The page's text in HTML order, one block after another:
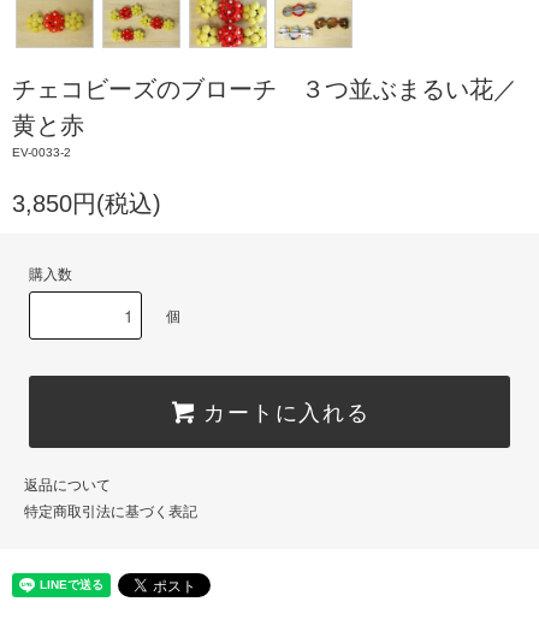
チェコビーズのブローチ ３つ並ぶまるい花／
黄と赤
EV-0033-2
3,850円(税込)
購入数
個
カートに入れる
返品について
特定商取引法に基づく表記